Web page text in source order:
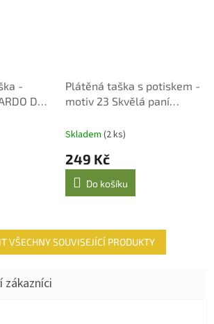
-
DA
Plátěná taška s potiskem -
motiv 23 Skvělá paní
Skladem (2 ks)
249 Kč
Do košíku
VŠECHNY SOUVISEJÍCÍ PRODUKTY